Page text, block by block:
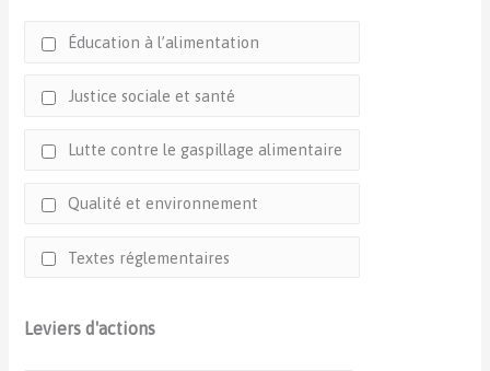
Éducation à l’alimentation
Justice sociale et santé
Lutte contre le gaspillage alimentaire
Qualité et environnement
Textes réglementaires
Leviers d'actions